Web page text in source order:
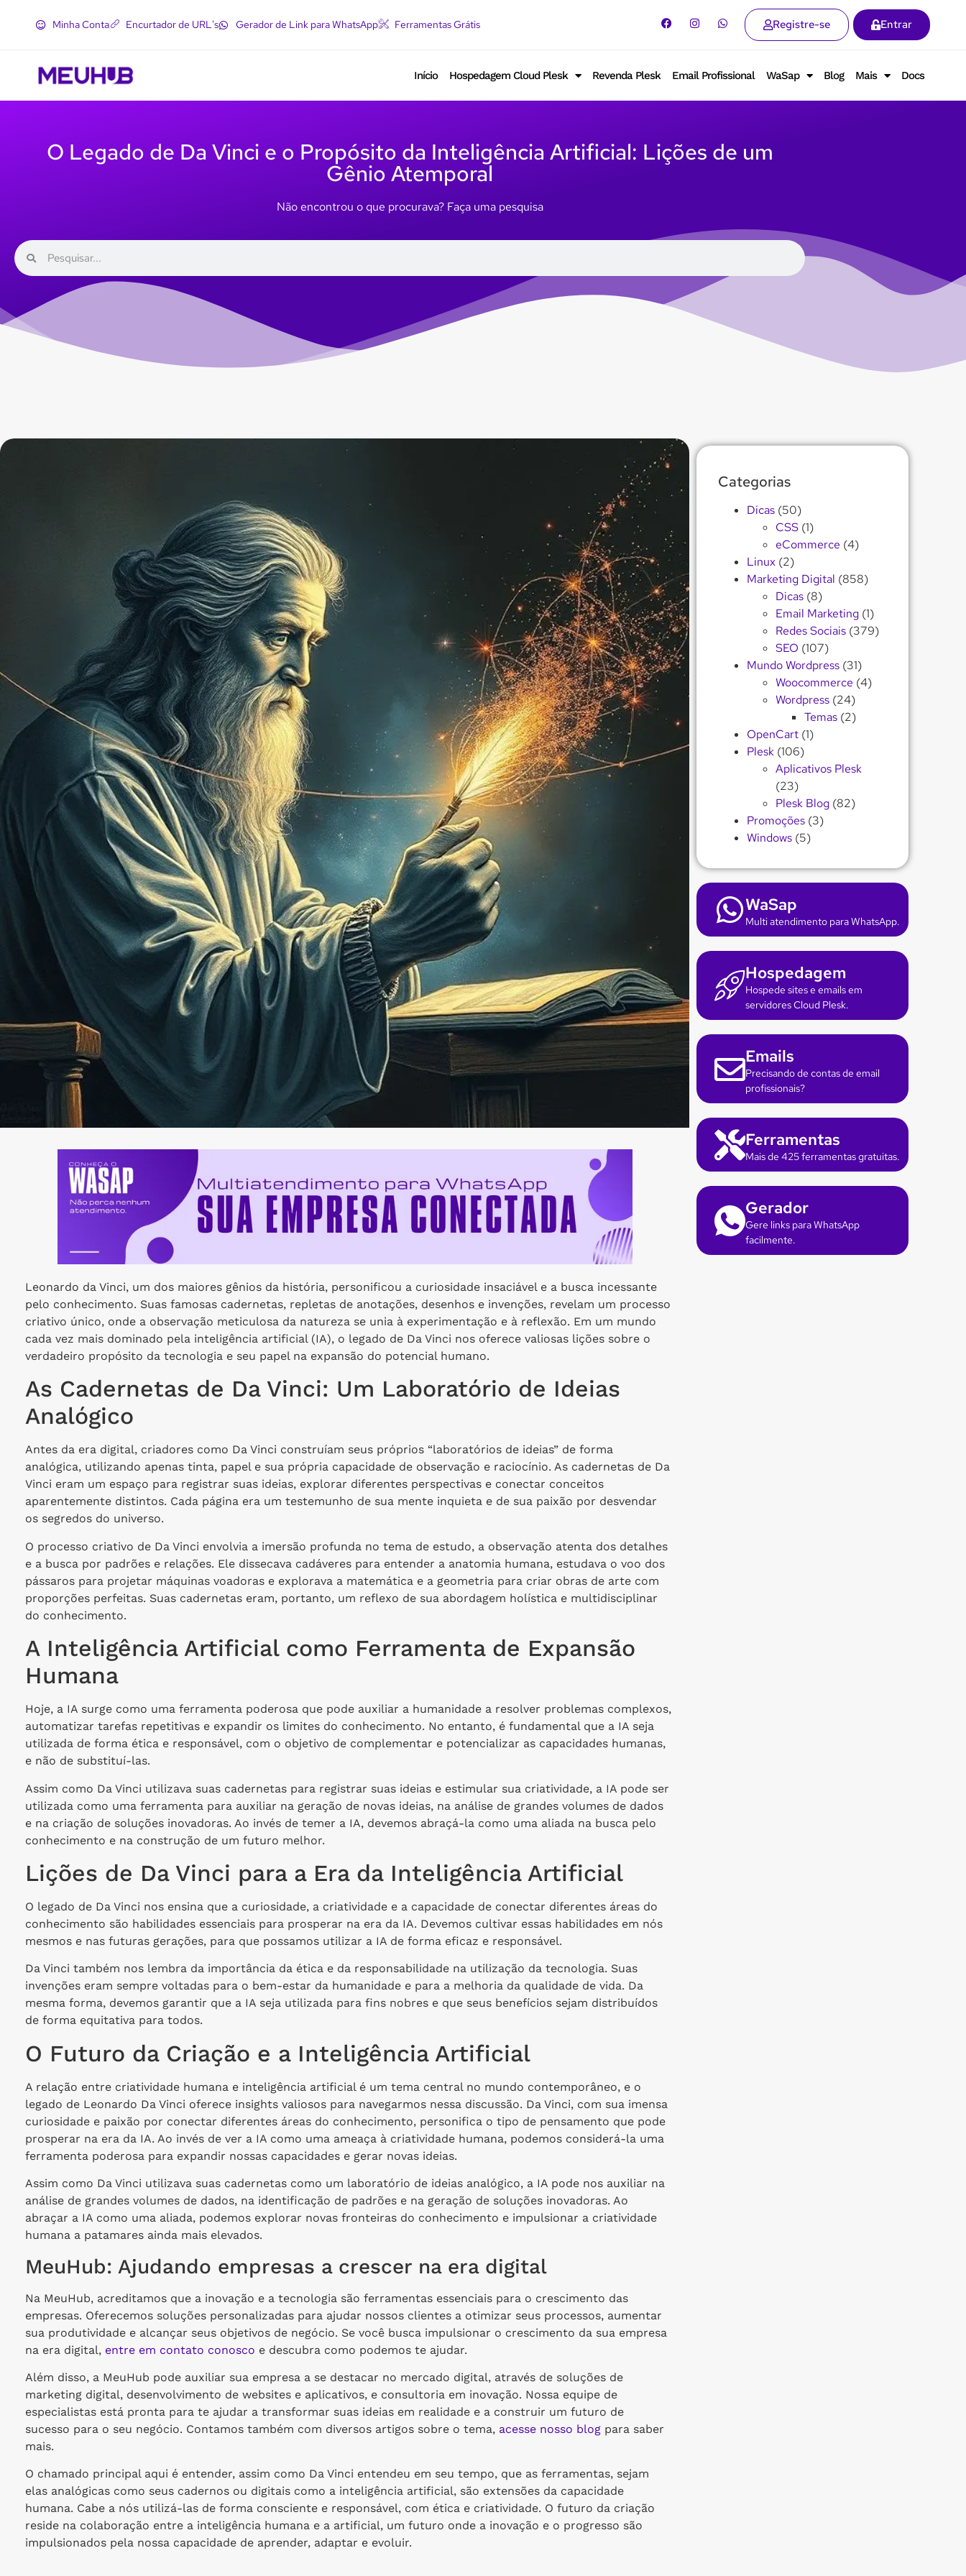
Minha Conta Encurtador de URL's Gerador de Link para WhatsApp Ferramentas Grátis Registre-se Entrar
Início Hospedagem Cloud Plesk Revenda Plesk Email Profissional WaSap Blog Mais Docs
O Legado de Da Vinci e o Propósito da Inteligência Artificial: Lições de um
Gênio Atemporal
Não encontrou o que procurava? Faça uma pesquisa
Leonardo da Vinci, um dos maiores gênios da história, personificou a curiosidade insaciável e a busca incessante
pelo conhecimento. Suas famosas cadernetas, repletas de anotações, desenhos e invenções, revelam um processo
criativo único, onde a observação meticulosa da natureza se unia à experimentação e à reflexão. Em um mundo
cada vez mais dominado pela inteligência artificial (IA), o legado de Da Vinci nos oferece valiosas lições sobre o
verdadeiro propósito da tecnologia e seu papel na expansão do potencial humano.
As Cadernetas de Da Vinci: Um Laboratório de Ideias
Analógico
Antes da era digital, criadores como Da Vinci construíam seus próprios “laboratórios de ideias” de forma
analógica, utilizando apenas tinta, papel e sua própria capacidade de observação e raciocínio. As cadernetas de Da
Vinci eram um espaço para registrar suas ideias, explorar diferentes perspectivas e conectar conceitos
aparentemente distintos. Cada página era um testemunho de sua mente inquieta e de sua paixão por desvendar
os segredos do universo.
O processo criativo de Da Vinci envolvia a imersão profunda no tema de estudo, a observação atenta dos detalhes
e a busca por padrões e relações. Ele dissecava cadáveres para entender a anatomia humana, estudava o voo dos
pássaros para projetar máquinas voadoras e explorava a matemática e a geometria para criar obras de arte com
proporções perfeitas. Suas cadernetas eram, portanto, um reflexo de sua abordagem holística e multidisciplinar
do conhecimento.
A Inteligência Artificial como Ferramenta de Expansão
Humana
Hoje, a IA surge como uma ferramenta poderosa que pode auxiliar a humanidade a resolver problemas complexos,
automatizar tarefas repetitivas e expandir os limites do conhecimento. No entanto, é fundamental que a IA seja
utilizada de forma ética e responsável, com o objetivo de complementar e potencializar as capacidades humanas,
e não de substituí-las.
Assim como Da Vinci utilizava suas cadernetas para registrar suas ideias e estimular sua criatividade, a IA pode ser
utilizada como uma ferramenta para auxiliar na geração de novas ideias, na análise de grandes volumes de dados
e na criação de soluções inovadoras. Ao invés de temer a IA, devemos abraçá-la como uma aliada na busca pelo
conhecimento e na construção de um futuro melhor.
Lições de Da Vinci para a Era da Inteligência Artificial
O legado de Da Vinci nos ensina que a curiosidade, a criatividade e a capacidade de conectar diferentes áreas do
conhecimento são habilidades essenciais para prosperar na era da IA. Devemos cultivar essas habilidades em nós
mesmos e nas futuras gerações, para que possamos utilizar a IA de forma eficaz e responsável.
Da Vinci também nos lembra da importância da ética e da responsabilidade na utilização da tecnologia. Suas
invenções eram sempre voltadas para o bem-estar da humanidade e para a melhoria da qualidade de vida. Da
mesma forma, devemos garantir que a IA seja utilizada para fins nobres e que seus benefícios sejam distribuídos
de forma equitativa para todos.
O Futuro da Criação e a Inteligência Artificial
A relação entre criatividade humana e inteligência artificial é um tema central no mundo contemporâneo, e o
legado de Leonardo Da Vinci oferece insights valiosos para navegarmos nessa discussão. Da Vinci, com sua imensa
curiosidade e paixão por conectar diferentes áreas do conhecimento, personifica o tipo de pensamento que pode
prosperar na era da IA. Ao invés de ver a IA como uma ameaça à criatividade humana, podemos considerá-la uma
ferramenta poderosa para expandir nossas capacidades e gerar novas ideias.
Assim como Da Vinci utilizava suas cadernetas como um laboratório de ideias analógico, a IA pode nos auxiliar na
análise de grandes volumes de dados, na identificação de padrões e na geração de soluções inovadoras. Ao
abraçar a IA como uma aliada, podemos explorar novas fronteiras do conhecimento e impulsionar a criatividade
humana a patamares ainda mais elevados.
MeuHub: Ajudando empresas a crescer na era digital
Na MeuHub, acreditamos que a inovação e a tecnologia são ferramentas essenciais para o crescimento das
empresas. Oferecemos soluções personalizadas para ajudar nossos clientes a otimizar seus processos, aumentar
sua produtividade e alcançar seus objetivos de negócio. Se você busca impulsionar o crescimento da sua empresa
na era digital, entre em contato conosco e descubra como podemos te ajudar.
Além disso, a MeuHub pode auxiliar sua empresa a se destacar no mercado digital, através de soluções de
marketing digital, desenvolvimento de websites e aplicativos, e consultoria em inovação. Nossa equipe de
especialistas está pronta para te ajudar a transformar suas ideias em realidade e a construir um futuro de
sucesso para o seu negócio. Contamos também com diversos artigos sobre o tema, acesse nosso blog para saber
mais.
O chamado principal aqui é entender, assim como Da Vinci entendeu em seu tempo, que as ferramentas, sejam
elas analógicas como seus cadernos ou digitais como a inteligência artificial, são extensões da capacidade
humana. Cabe a nós utilizá-las de forma consciente e responsável, com ética e criatividade. O futuro da criação
reside na colaboração entre a inteligência humana e a artificial, um futuro onde a inovação e o progresso são
impulsionados pela nossa capacidade de aprender, adaptar e evoluir.
Categorias
Dicas (50)
CSS (1)
eCommerce (4)
Linux (2)
Marketing Digital (858)
Dicas (8)
Email Marketing (1)
Redes Sociais (379)
SEO (107)
Mundo Wordpress (31)
Woocommerce (4)
Wordpress (24)
Temas (2)
OpenCart (1)
Plesk (106)
Aplicativos Plesk
(23)
Plesk Blog (82)
Promoções (3)
Windows (5)
WaSap
Multi atendimento para WhatsApp.
Hospedagem
Hospede sites e emails em
servidores Cloud Plesk.
Emails
Precisando de contas de email
profissionais?
Ferramentas
Mais de 425 ferramentas gratuitas.
Gerador
Gere links para WhatsApp
facilmente.